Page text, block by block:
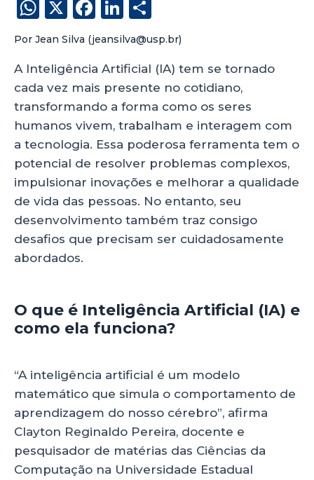
W
h
ts
A
p
p
X
F
a
e
b
o
o
k
Li
n
e
dI
n
h
a
re
Por Jean Silva (jeansilva@usp.br)
A Inteligência Artificial (IA) tem se tornado
cada vez mais presente no cotidiano,
transformando a forma como os seres
humanos vivem, trabalham e interagem com
a tecnologia. Essa poderosa ferramenta tem o
potencial de resolver problemas complexos,
impulsionar inovações e melhorar a qualidade
de vida das pessoas. No entanto, seu
desenvolvimento também traz consigo
desafios que precisam ser cuidadosamente
abordados.
O que é Inteligência Artificial (IA) e
como ela funciona?
“A inteligência artificial é um modelo
matemático que simula o comportamento de
aprendizagem do nosso cérebro”, afirma
Clayton Reginaldo Pereira, docente e
pesquisador de matérias das Ciências da
Computação na Universidade Estadual